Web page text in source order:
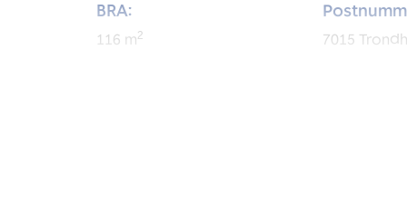
BRA:
116 m2 7015